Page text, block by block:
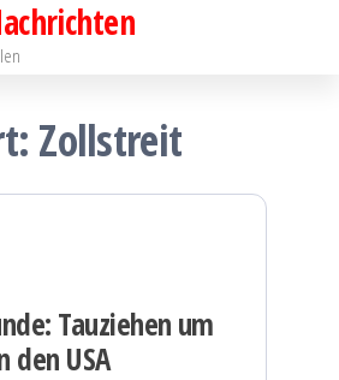
Zollstreit
Tauziehen um
den USA